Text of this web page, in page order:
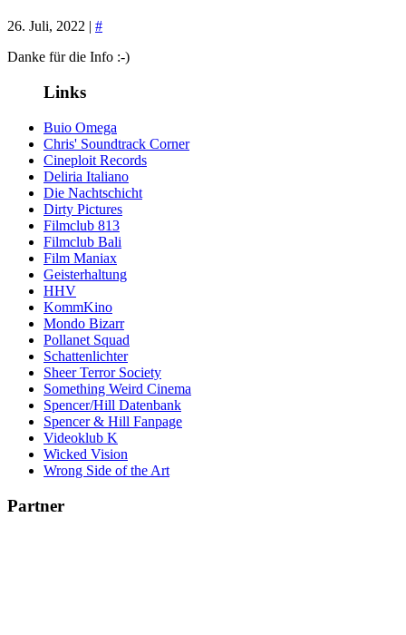
26. Juli, 2022 | #
Danke für die Info :-)
Links
Buio Omega
Chris' Soundtrack Corner
Cineploit Records
Deliria Italiano
Die Nachtschicht
Dirty Pictures
Filmclub 813
Filmclub Bali
Film Maniax
Geisterhaltung
HHV
KommKino
Mondo Bizarr
Pollanet Squad
Schattenlichter
Sheer Terror Society
Something Weird Cinema
Spencer/Hill Datenbank
Spencer & Hill Fanpage
Videoklub K
Wicked Vision
Wrong Side of the Art
Partner